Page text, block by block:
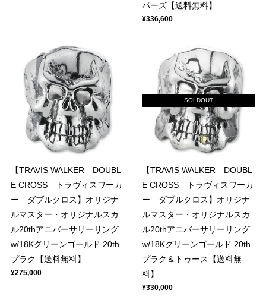
パーズ【送料無料】
¥336,600
【TRAVIS WALKER DOUBL
E CROSS トラヴィスワーカ
ー ダブルクロス】オリジナ
ルマスター・オリジナルスカ
ル20thアニバーサリーリング
w/18Kグリーンゴールド 20th
プラク【送料無料】
¥275,000
SOLDOUT
【TRAVIS WALKER DOUBL
E CROSS トラヴィスワーカ
ー ダブルクロス】オリジナ
ルマスター・オリジナルスカ
ル20thアニバーサリーリング
w/18Kグリーンゴールド 20th
プラク＆トゥース【送料無
料】
¥330,000